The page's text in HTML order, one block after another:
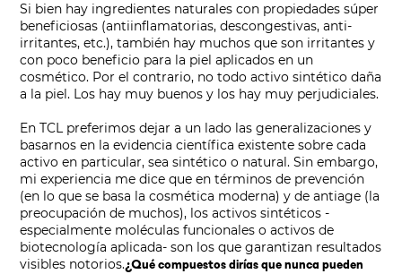
Si bien hay ingredientes naturales con propiedades súper
beneficiosas (antiinflamatorias, descongestivas, anti-
irritantes, etc.), también hay muchos que son irritantes y
con poco beneficio para la piel aplicados en un
cosmético. Por el contrario, no todo activo sintético daña
a la piel. Los hay muy buenos y los hay muy perjudiciales.
En TCL preferimos dejar a un lado las generalizaciones y
basarnos en la evidencia científica existente sobre cada
activo en particular, sea sintético o natural. Sin embargo,
mi experiencia me dice que en términos de prevención
(en lo que se basa la cosmética moderna) y de antiage (la
preocupación de muchos), los activos sintéticos -
especialmente moléculas funcionales o activos de
biotecnología aplicada- son los que garantizan resultados
visibles notorios.¿Qué compuestos dirías que nunca pueden